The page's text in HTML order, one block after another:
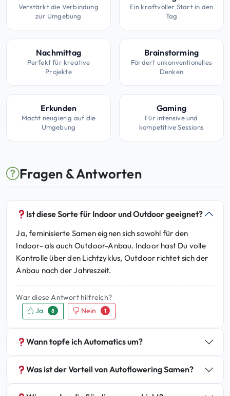
Verstärkt die Verbindung
zur Umgebung
Ein kraftvoller Start in den
Tag
Nachmittag
Perfekt für kreative
Projekte
Brainstorming
Fördert unkonventionelles
Denken
Erkunden
Macht neugierig auf die
Umgebung
Gaming
Für intensive und
kompetitive Sessions
Fragen & Antworten
Ist diese Sorte für Indoor und Outdoor geeignet?
Ja, feminisierte Samen eignen sich sowohl für den
Indoor- als auch Outdoor-Anbau. Indoor hast Du volle
Kontrolle über den Lichtzyklus, Outdoor richtet sich der
Anbau nach der Jahreszeit.
War diese Antwort hilfreich?
Ja
8 Nein 1
Wann topfe ich Automatics um?
Was ist der Vorteil von Autoflowering Samen?